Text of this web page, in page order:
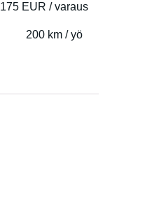
175 EUR / varaus
200 km / yö